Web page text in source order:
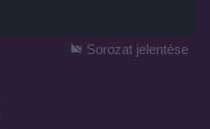
Sorozat jelentése